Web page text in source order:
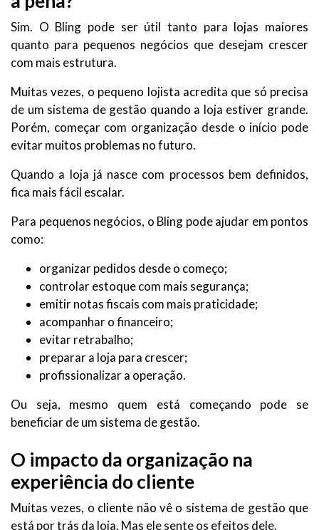
Sim. O Bling pode ser útil tanto para lojas maiores
quanto para pequenos negócios que desejam crescer
com mais estrutura.
Muitas vezes, o pequeno lojista acredita que só precisa
de um sistema de gestão quando a loja estiver grande.
Porém, começar com organização desde o início pode
evitar muitos problemas no futuro.
Quando a loja já nasce com processos bem definidos,
fica mais fácil escalar.
Para pequenos negócios, o Bling pode ajudar em pontos
como:
organizar pedidos desde o começo;
controlar estoque com mais segurança;
emitir notas fiscais com mais praticidade;
acompanhar o financeiro;
evitar retrabalho;
preparar a loja para crescer;
profissionalizar a operação.
Ou seja, mesmo quem está começando pode se
beneficiar de um sistema de gestão.
O impacto da organização na
experiência do cliente
Muitas vezes, o cliente não vê o sistema de gestão que
está por trás da loja. Mas ele sente os efeitos dele.